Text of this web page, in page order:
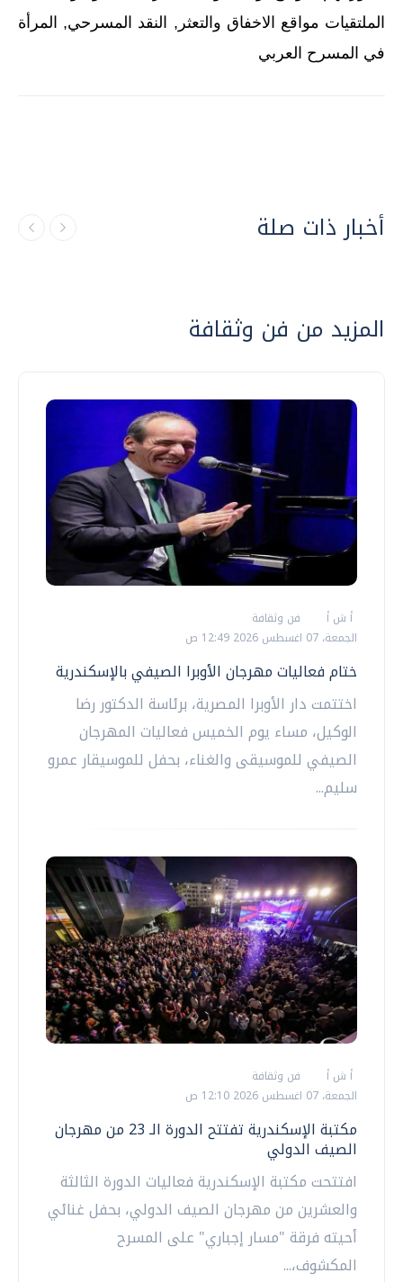
الملتقيات مواقع الاخفاق والتعثر, النقد المسرحي, المرأة
في المسرح العربي
أخبار ذات صلة
المزيد من فن وثقافة
أ ش أ
فن وثقافة
الجمعة، 07 اغسطس 2026 12:49 ص
ختام فعاليات مهرجان الأوبرا الصيفي بالإسكندرية
اختتمت دار الأوبرا المصرية، برئاسة الدكتور رضا
الوكيل، مساء يوم الخميس فعاليات المهرجان
الصيفي للموسيقى والغناء، بحفل للموسيقار عمرو
سليم...
أ ش أ
فن وثقافة
الجمعة، 07 اغسطس 2026 12:10 ص
مكتبة الإسكندرية تفتتح الدورة الـ 23 من مهرجان
الصيف الدولي
افتتحت مكتبة الإسكندرية فعاليات الدورة الثالثة
والعشرين من مهرجان الصيف الدولي، بحفل غنائي
أحيته فرقة "مسار إجباري" على المسرح
المكشوف،...